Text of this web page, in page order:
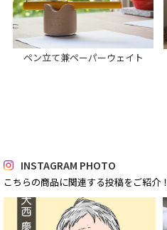
ペン立て兼ペーパーウェイト
INSTAGRAM PHOTO
こちらの商品に関連する投稿をご紹介！